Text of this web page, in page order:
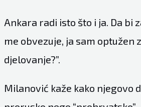
Ankara radi isto što i ja. Da bi
me obvezuje, ja sam optužen
djelovanje?”.
Milanović kaže kako njegovo